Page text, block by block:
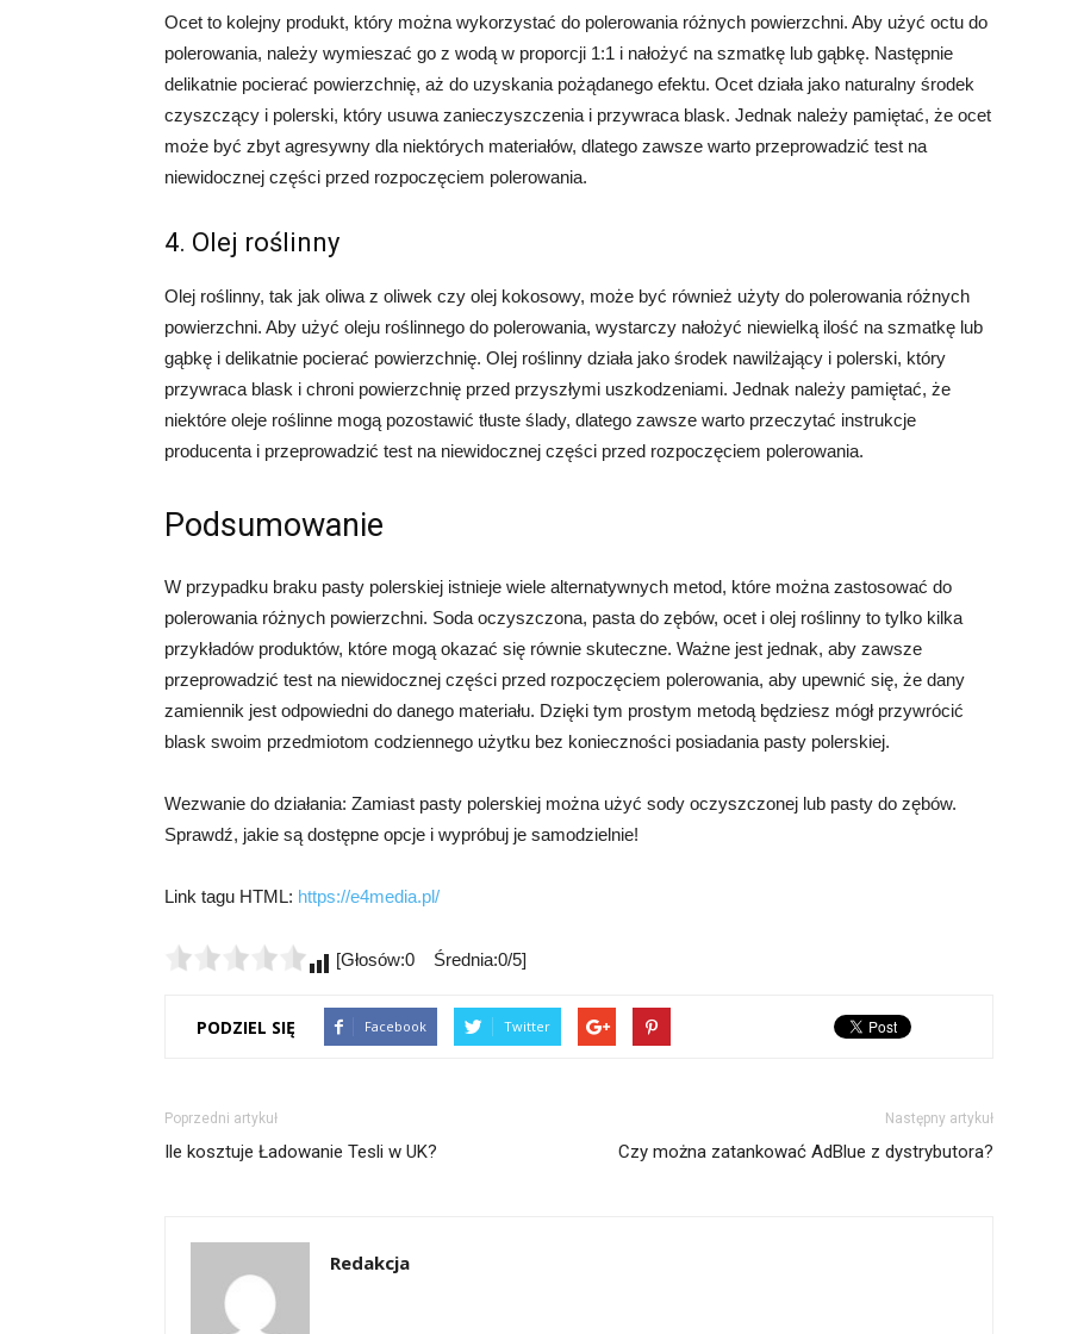
Ocet to kolejny produkt, który można wykorzystać do polerowania różnych powierzchni. Aby użyć octu do
polerowania, należy wymieszać go z wodą w proporcji 1:1 i nałożyć na szmatkę lub gąbkę. Następnie
delikatnie pocierać powierzchnię, aż do uzyskania pożądanego efektu. Ocet działa jako naturalny środek
czyszczący i polerski, który usuwa zanieczyszczenia i przywraca blask. Jednak należy pamiętać, że ocet
może być zbyt agresywny dla niektórych materiałów, dlatego zawsze warto przeprowadzić test na
niewidocznej części przed rozpoczęciem polerowania.
4. Olej roślinny
Olej roślinny, tak jak oliwa z oliwek czy olej kokosowy, może być również użyty do polerowania różnych
powierzchni. Aby użyć oleju roślinnego do polerowania, wystarczy nałożyć niewielką ilość na szmatkę lub
gąbkę i delikatnie pocierać powierzchnię. Olej roślinny działa jako środek nawilżający i polerski, który
przywraca blask i chroni powierzchnię przed przyszłymi uszkodzeniami. Jednak należy pamiętać, że
niektóre oleje roślinne mogą pozostawić tłuste ślady, dlatego zawsze warto przeczytać instrukcje
producenta i przeprowadzić test na niewidocznej części przed rozpoczęciem polerowania.
Podsumowanie
W przypadku braku pasty polerskiej istnieje wiele alternatywnych metod, które można zastosować do
polerowania różnych powierzchni. Soda oczyszczona, pasta do zębów, ocet i olej roślinny to tylko kilka
przykładów produktów, które mogą okazać się równie skuteczne. Ważne jest jednak, aby zawsze
przeprowadzić test na niewidocznej części przed rozpoczęciem polerowania, aby upewnić się, że dany
zamiennik jest odpowiedni do danego materiału. Dzięki tym prostym metodą będziesz mógł przywrócić
blask swoim przedmiotom codziennego użytku bez konieczności posiadania pasty polerskiej.
Wezwanie do działania: Zamiast pasty polerskiej można użyć sody oczyszczonej lub pasty do zębów.
Sprawdź, jakie są dostępne opcje i wypróbuj je samodzielnie!
Link tagu HTML: https://e4media.pl/
[Głosów:0 Średnia:0/5]
PODZIEL SIĘ Facebook Twitter
Poprzedni artykuł
Ile kosztuje Ładowanie Tesli w UK?
Następny artykuł
Czy można zatankować AdBlue z dystrybutora?
Redakcja